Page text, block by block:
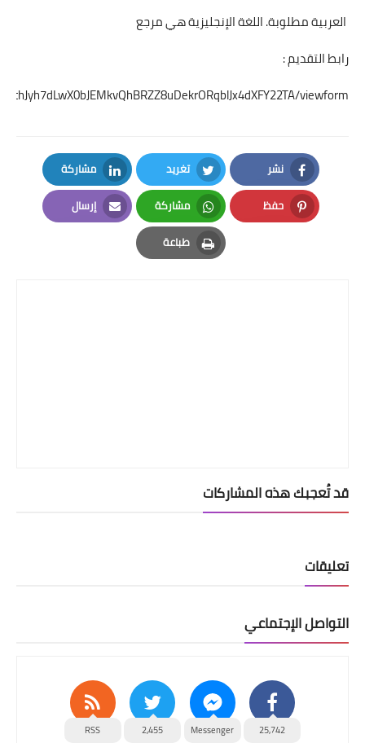
العربية مطلوبة. اللغة الإنجليزية هي مرجع
رابط التقديم :
viewform
نشر
Facebook
تغريد
Twitter
مشاركة
LinkedIn
حفظ
Pinterest
مشاركة
Whatsapp
إرسال
Email
طباعة
Print
قد تُعجبك هذه المشاركات
تعليقات
التواصل الإجتماعي
25,742
Messenger
2,455
RSS